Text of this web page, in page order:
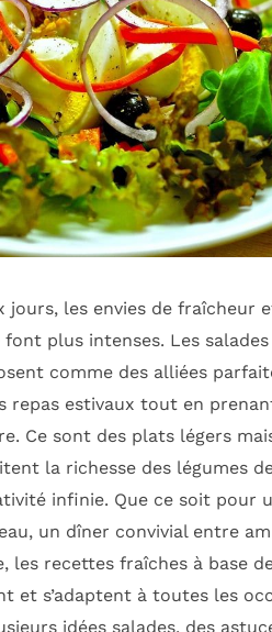
jours, les envies de fraîcheur
plus intenses. Les salades
comme des alliées
repas estivaux tout en
Ce sont des plats légers
la richesse des légumes
infinie. Que ce soit pour
un dîner convivial entre
les recettes fraîches à base
et s’adaptent à toutes les
idées salades, des